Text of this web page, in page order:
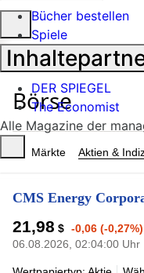
Suche
öffnen
manager magazin
Märkte Aktien &
CMS Energy
21,98 $ -0,06 (-0,27%)
06.08.2026, 02:04:00 Uhr
Bücher bestellen
Spiele
DER SPIEGEL
The Economist
Alle Magazine der